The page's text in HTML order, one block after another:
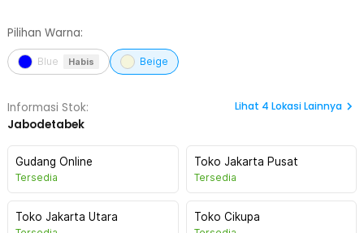
Pilihan Warna:
Blue Habis Beige
Informasi Stok:
Jabodetabek
Lihat 4 Lokasi Lainnya
Gudang Online
Tersedia
Toko Jakarta Pusat
Tersedia
Toko Jakarta Utara Toko Cikupa